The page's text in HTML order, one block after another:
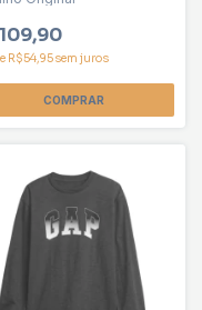
R$54,95sem juros
COMPRAR